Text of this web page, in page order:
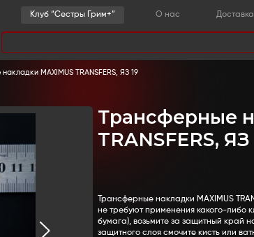
sestrygrim@gmail.com
Каталог
Язвы и инфекции - Трансферные накладки